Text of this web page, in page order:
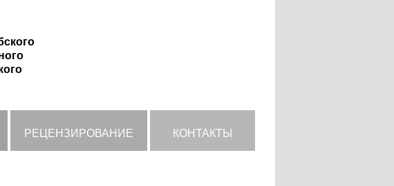
РЕЦЕНЗИРОВАНИЕ КОНТАКТЫ